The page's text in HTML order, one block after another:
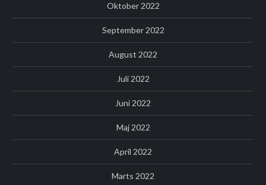
Oktober 2022
September 2022
August 2022
Juli 2022
Juni 2022
Maj 2022
April 2022
Marts 2022